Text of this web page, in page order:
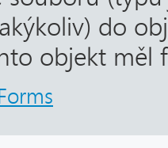
do
objekt měl